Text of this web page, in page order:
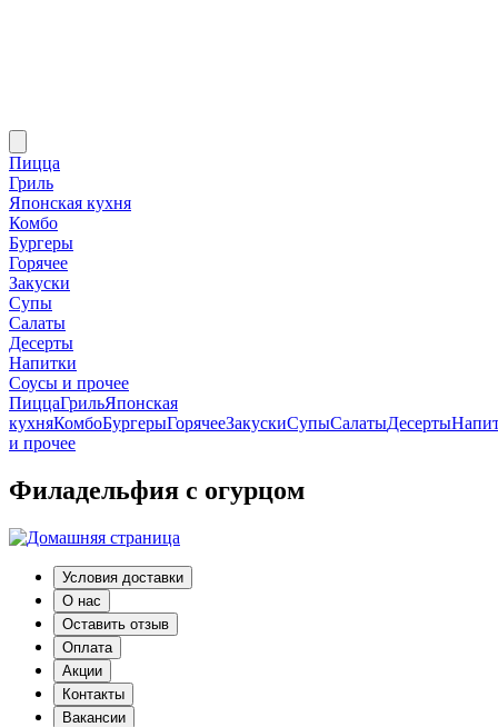
Пицца
Гриль
Японская кухня
Комбо
Бургеры
Горячее
Закуски
Супы
Салаты
Десерты
Напитки
Соусы и прочее
ПиццаГрильЯпонская
кухняКомбоБургерыГорячееЗакускиСупыСалатыДесерты
и прочее
Филадельфия с огурцом
Условия доставки
О нас
Оставить отзыв
Оплата
Акции
Контакты
Вакансии